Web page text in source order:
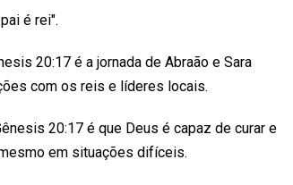
é rei".
20:17 é a jornada de Abraão e Sara
com os reis e líderes locais.
20:17 é que Deus é capaz de curar e
em situações difíceis.